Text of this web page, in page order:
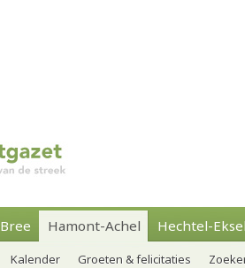
Bree Hamont-Achel Hechtel-
Kalender Groeten & felicitaties